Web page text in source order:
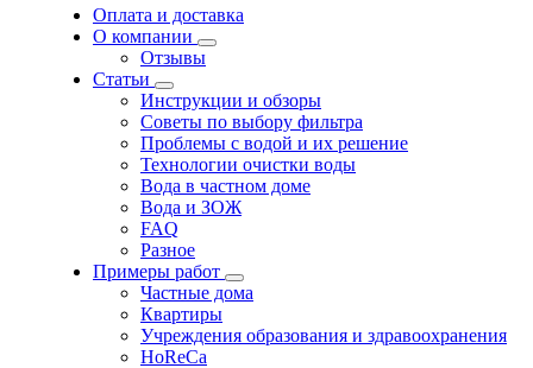
Оплата и доставка
О компании
Отзывы
Статьи
Инструкции и обзоры
Советы по выбору фильтра
Проблемы с водой и их решение
Технологии очистки воды
Вода в частном доме
Вода и ЗОЖ
FAQ
Разное
Примеры работ
Частные дома
Квартиры
Учреждения образования и здравоохранения
HoReCa